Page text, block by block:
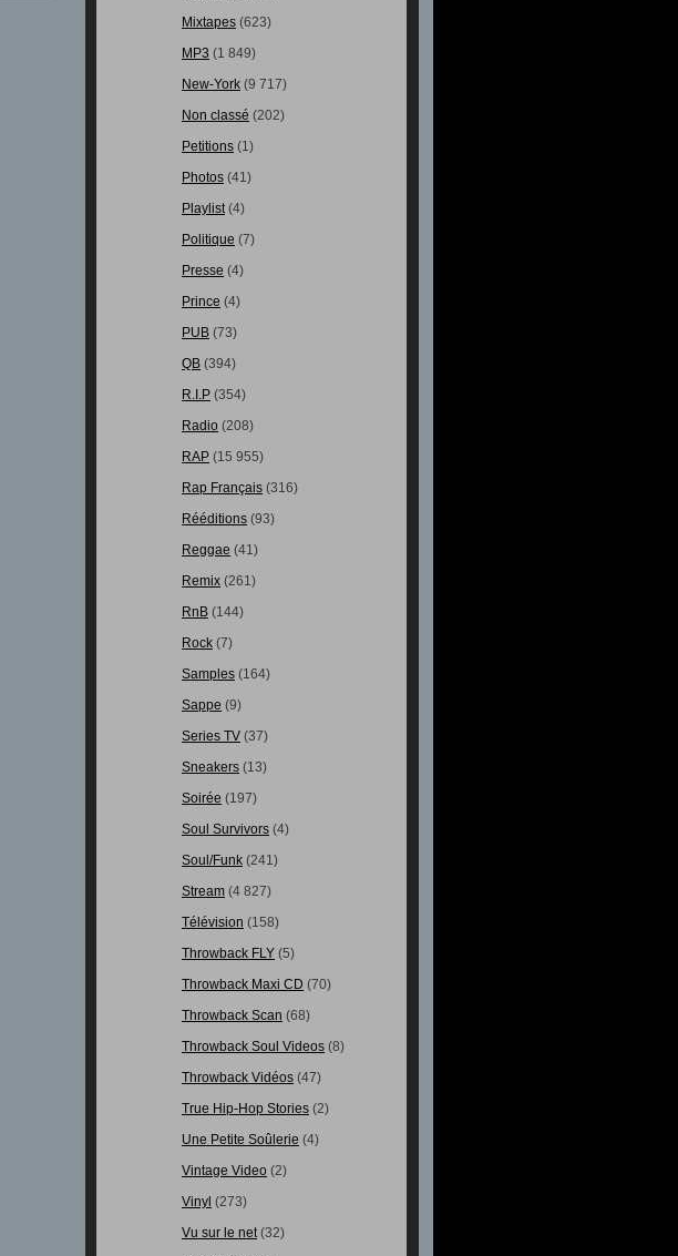
Mixtapes (623)
MP3 (1 849)
New-York (9 717)
Non classé (202)
Petitions (1)
Photos (41)
Playlist(4)
Politique (7)
Presse (4)
Prince (4)
PUB (73)
QB (394)
R.I.P (354)
Radio (208)
RAP (15 955)
Rap Français (316)
Rééditions (93)
Reggae (41)
Remix (261)
RnB (144)
Rock (7)
Samples (164)
Sappe (9)
Series TV (37)
Sneakers (13)
Soirée (197)
Soul Survivors (4)
Soul/Funk (241)
Stream (4 827)
Télévision (158)
Throwback FLY (5)
Throwback Maxi CD (70)
Throwback Scan (68)
Throwback Soul Videos (8)
Throwback Vidéos (47)
True Hip-Hop Stories (2)
Une Petite Soûlerie (4)
Vintage Video (2)
Vinyl (273)
Vu sur le net(32)